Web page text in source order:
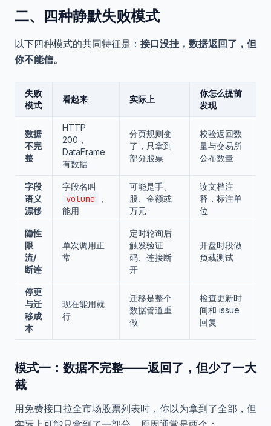
二、四种静默失败模式
以下四种模式的共同特征是： 接口没挂，数据返回了，但
你不能信。
失败
模式
看起来 实际上
你怎么提前
发现
数据
不完
整
HTTP
200，
DataFrame
有数据
分页规则变
了，只拿到
部分股票
校验返回数
量与交易所
公布数量
字段
语义
漂移
字段名叫
volume
，
能用
可能是手、
股、金额或
万元
读文档注
释，标注单
位
隐性
限
流/
断连
单次调用正
常
定时轮询后
触发验证
码、连接断
开
开盘时段做
负载测试
停更
与迁
移成
本
现在能用就
行
迁移是整个
数据管道重
做
检查更新时
间和 issue
回复
模式一：数据不完整——返回了，但少了一大
截
用免费接口拉全市场股票列表时，你以为拿到了全部，但